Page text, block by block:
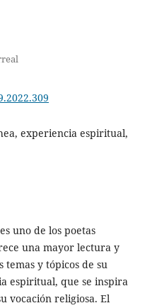
experiencia espiritual,
uno de los poetas
una mayor lectura y
y tópicos de su
espiritual, que se inspira
vocación religiosa. El